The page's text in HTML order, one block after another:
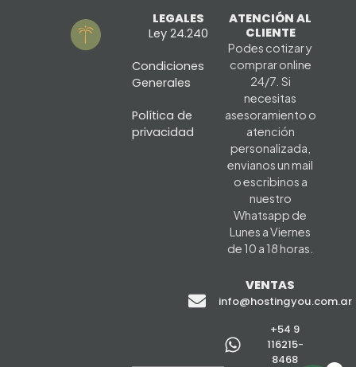
LEGALES
Ley 24.240
Condiciones
Generales
Política de
privacidad
ATENCIÓN AL
CLIENTE
Podes cotizar y
comprar online
24/7. Si
necesitas
asesoramiento o
atención
personalizada,
envianos un mail
o escribinos a
nuestro
Whatsapp de
Lunes a Viernes
de 10 a 18 horas.
VENTAS
info@hostingyou.com.ar
+54 9
116215-
8468